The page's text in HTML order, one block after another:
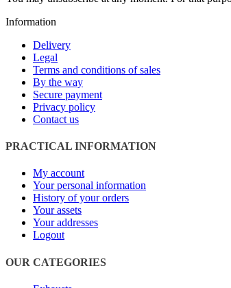
Information
Delivery
Legal
Terms and conditions of sales
By the way
Secure payment
Privacy policy
Contact us
PRACTICAL INFORMATION
My account
Your personal information
History of your orders
Your assets
Your addresses
Logout
OUR CATEGORIES